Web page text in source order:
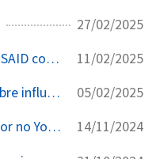
27/02/2025
Denúncia sobre atuação da USAID contra Bolsonaro envolvendo ONGs como Instituto Vero 11/02/2025
Declarações de Mike Benz sobre influência da USAID nas eleições brasileiras 05/02/2025
Bloqueio de canal conservador no YouTube 14/11/2024